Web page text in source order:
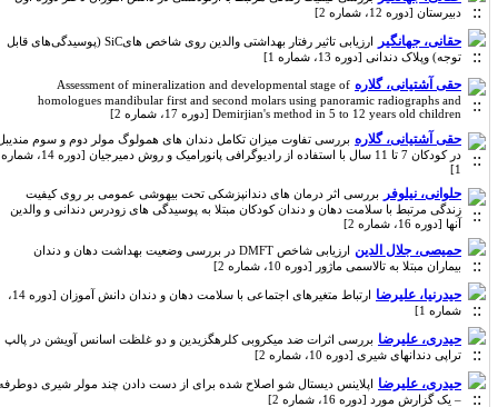
دبیرستان [دوره 12، شماره 2]
حقانی، جهانگیر
ارزیابی تاثیر رفتار بهداشتی والدین روی شاخص هایSiC (پوسیدگی‌های قابل
توجه) وپلاک دندانی [دوره 13، شماره 1]
حقی آشتیانی، گلاره Assessment of mineralization and developmental stage of
homologues mandibular first and second molars using panoramic radiographs and
Demirjian's method in 5 to 12 years old children [دوره 17، شماره 2]
حقی آشتیانی، گلاره بررسی تفاوت میزان تکامل دندان های همولوگ مولر دوم و سوم مندیبل
در کودکان 7 تا 11 سال با استفاده از رادیوگرافی پانورامیک و روش دمیرجیان [دوره 14، شماره
1]
حلوانی، نیلوفر بررسی اثر درمان های دندانپزشکی تحت بیهوشی عمومی بر روی کیفیت
زندگی مرتبط با سلامت دهان و دندان کودکان مبتلا به پوسیدگی های زودرس دندانی و والدین
آنها [دوره 16، شماره 2]
حمیصی، جلال الدین
ارزیابی شاخص DMFT در بررسی وضعیت بهداشت دهان و دندان
بیماران مبتلا به تالاسمی ماژور [دوره 10، شماره 2]
حیدرنیا، علیرضا
ارتباط متغیرهای اجتماعی با سلامت دهان و دندان دانش آموزان [دوره 14،
شماره 1]
حیدری، علیرضا بررسی اثرات ضد میکروبی کلرهگزیدین و دو غلظت اسانس آویشن در پالپ
تراپی دندانهای شیری [دوره 10، شماره 2]
حیدری، علیرضا اپلاینس دیستال شو اصلاح شده برای از دست دادن چند مولر شیری دوطرفه
– یک گزارش مورد [دوره 16، شماره 2]